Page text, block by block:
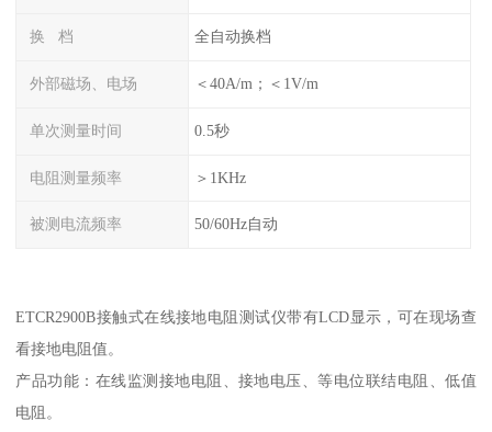
换 档 全自动换档
外部磁场、电场 ＜40A/m；＜1V/m
单次测量时间 0.5秒
电阻测量频率 ＞1KHz
被测电流频率 50/60Hz自动
ETCR2900B接触式在线接地电阻测试仪带有LCD显示，可在现场查
看接地电阻值。
产品功能：在线监测接地电阻、接地电压、等电位联结电阻、低值
电阻。